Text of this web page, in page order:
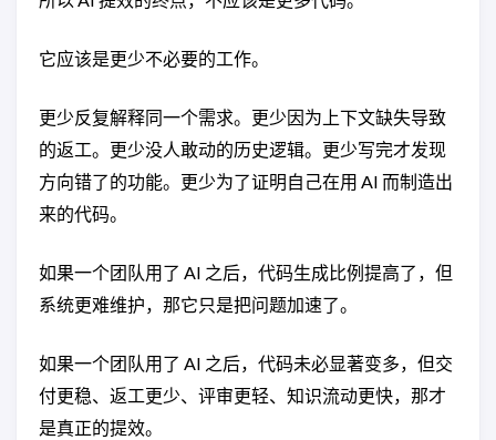
它应该是更少不必要的工作。
更少反复解释同一个需求。更少因为上下文缺失导致
的返工。更少没人敢动的历史逻辑。更少写完才发现
方向错了的功能。更少为了证明自己在用 AI 而制造出
来的代码。
如果一个团队用了 AI 之后，代码生成比例提高了，但
系统更难维护，那它只是把问题加速了。
如果一个团队用了 AI 之后，代码未必显著变多，但交
付更稳、返工更少、评审更轻、知识流动更快，那才
是真正的提效。